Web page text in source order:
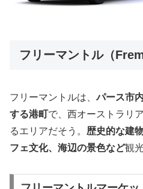
フリーマントル（
フリーマントルは、パース市
する港町で、西オーストラリ
るエリアだそう。 歴史的な建
フェ文化、海辺の景色など観